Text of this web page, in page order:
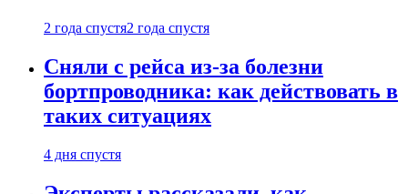
2 года спустя2 года спустя
Сняли с рейса из-за болезни
бортпроводника: как действовать в
таких ситуациях
4 дня спустя